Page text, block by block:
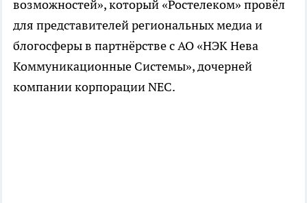
возможностей», который «Ростелеком» провёл
для представителей региональных медиа и
блогосферы в партнёрстве с АО «НЭК Нева
Коммуникационные Системы», дочерней
компании корпорации NEC.